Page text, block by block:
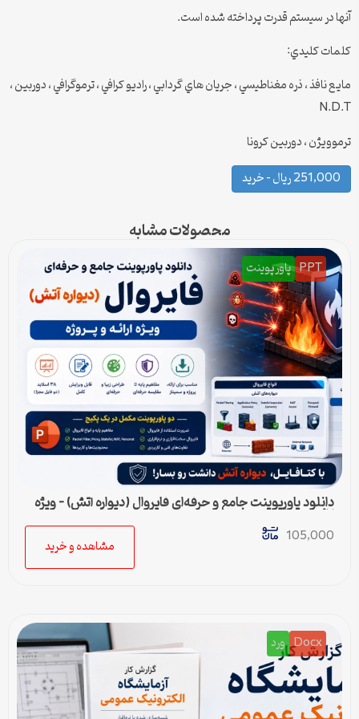
آنها در سيستم قدرت پرداخته شده است.
كلمات كليدي:
مايع نافذ ، ذره مغناطيسي ، جريان هاي گردابي ، راديو كرافي ، ترموگرافي ، دوربين ،
N.D.T
ترموويژن ، دوربين كرونا
251,000 ریال – خرید
محصولات مشابه
PPT پاورپوینت
دانلود پاورپوینت جامع و حرفه‌ای فایروال (دیواره آتش) – ویژه
ارائه و پروژه
105,000
مشاهده و خرید
Docx ورد